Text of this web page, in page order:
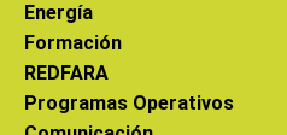
Energía
Formación
REDFARA
Programas Operativos